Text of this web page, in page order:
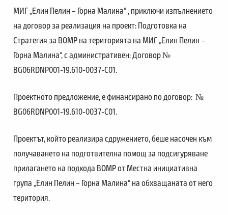
МИГ „Елин Пелин – Горна Малина“ , приключи изпълнението
на договор за реализация на проект: Подготовка на
Стратегия за ВОМР на територията на МИГ „Елин Пелин –
Горна Малина“, с административен: Договор №
BG06RDNP001-19.610-0037-C01.
Проектното предложение, е финансирано по договор: №
BG06RDNP001-19.610-0037-C01.
Проектът, който реализира сдружението, беше насочен към
получаването на подготвителна помощ за подсигуряване
прилагането на подхода ВОМР от Местна инициативна
група „Елин Пелин – Горна Малина“ на обхващаната от него
територия.